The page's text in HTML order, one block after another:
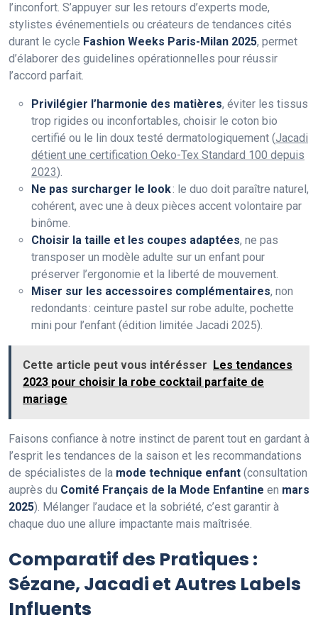
l’inconfort. S’appuyer sur les retours d’experts mode,
stylistes événementiels ou créateurs de tendances cités
durant le cycle Fashion Weeks Paris-Milan 2025, permet
d’élaborer des guidelines opérationnelles pour réussir
l’accord parfait.
Privilégier l’harmonie des matières, éviter les tissus
trop rigides ou inconfortables, choisir le coton bio
certifié ou le lin doux testé dermatologiquement (Jacadi
détient une certification Oeko-Tex Standard 100 depuis
2023).
Ne pas surcharger le look: le duo doit paraître naturel,
cohérent, avec une à deux pièces accent volontaire par
binôme.
Choisir la taille et les coupes adaptées, ne pas
transposer un modèle adulte sur un enfant pour
préserver l’ergonomie et la liberté de mouvement.
Miser sur les accessoires complémentaires, non
redondants : ceinture pastel sur robe adulte, pochette
mini pour l’enfant (édition limitée Jacadi 2025).
Cette article peut vous intérésser
Les tendances
2023 pour choisir la robe cocktail parfaite de
mariage
Faisons confiance à notre instinct de parent tout en gardant à
l’esprit les tendances de la saison et les recommandations
de spécialistes de la mode technique enfant (consultation
auprès du Comité Français de la Mode Enfantine en mars
2025). Mélanger l’audace et la sobriété, c’est garantir à
chaque duo une allure impactante mais maîtrisée.
Comparatif des Pratiques :
Sézane, Jacadi et Autres Labels
Influents